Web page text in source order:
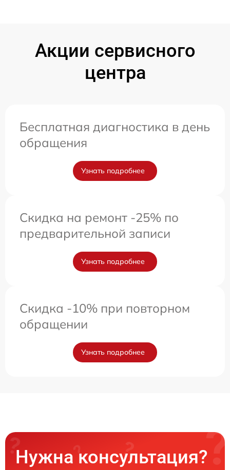
Акции сервисного
центра
Бесплатная диагностика в день
обращения
Узнать подробнее
Скидка на ремонт -25% по
предварительной записи
Узнать подробнее
Скидка -10% при повторном
обращении
Узнать подробнее
Нужна консультация?